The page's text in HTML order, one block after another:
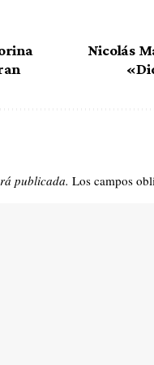
Nicolás
publicada. Los campos